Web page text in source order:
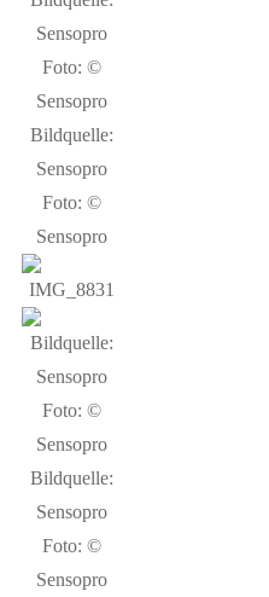
Bildquelle:
Sensopro
Foto: ©
Sensopro
Bildquelle:
Sensopro
Foto: ©
Sensopro